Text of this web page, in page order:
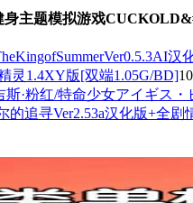
主题模拟游戏
汉
灵1.4XY版[双端1.05G/BD]
斯·粉红/特命少女アイギス
的追寻Ver2.53a汉化版+全剧